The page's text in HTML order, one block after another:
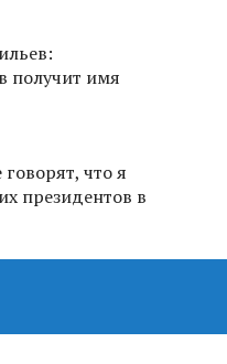
получит имя
что я
президентов в